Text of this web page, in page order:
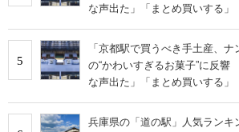
な声出た」「まとめ買いする」
5
「京都駅で買うべき手土産、
の“かわいすぎるお菓子”に反
な声出た」「まとめ買いする」
兵庫県の「道の駅」人気ラン